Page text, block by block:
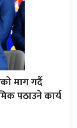
माग गर्दै
पठाउने कार्य